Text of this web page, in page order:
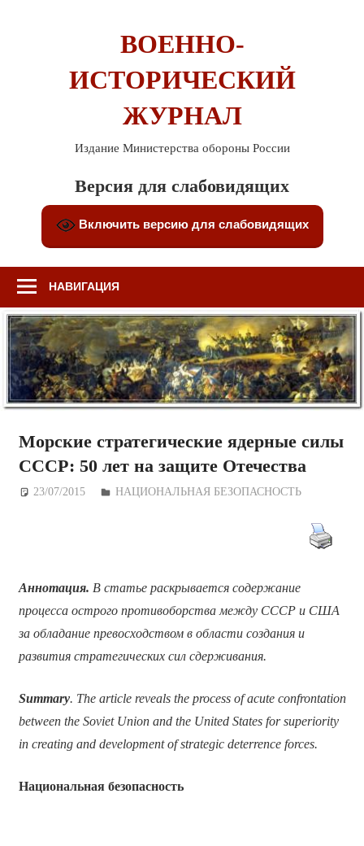
ВОЕННО-
ИСТОРИЧЕСКИЙ
ЖУРНАЛ
Издание Министерства обороны России
Версия для слабовидящих
Включить версию для слабовидящих
НАВИГАЦИЯ
Морские стратегические ядерные силы
СССР: 50 лет на защите Отечества
23/07/2015 Дежурный по Редакции
НАЦИОНАЛЬНАЯ БЕЗОПАСНОСТЬ
Аннотация. В статье раскрывается содержание
процесса острого противоборства между СССР и США
за обладание превосходством в области создания и
развития стратегических сил сдерживания.
Summary. The article reveals the process of acute confrontation
between the Soviet Union and the United States for superiority
in creating and development of strategic deterrence forces.
Национальная безопасность